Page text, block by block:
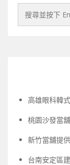
高雄眼科韓
桃園沙發當
新竹當舖提
台南安定區